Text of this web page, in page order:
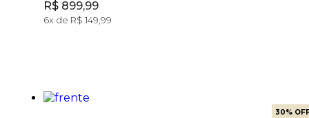
Price:
R$ 899,99
6x de R$ 149,99
30%